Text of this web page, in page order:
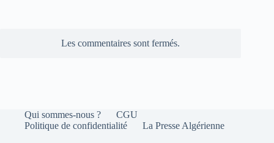
Les commentaires sont fermés.
Qui sommes-nous ?
CGU
Politique de confidentialité
La Presse Algérienne